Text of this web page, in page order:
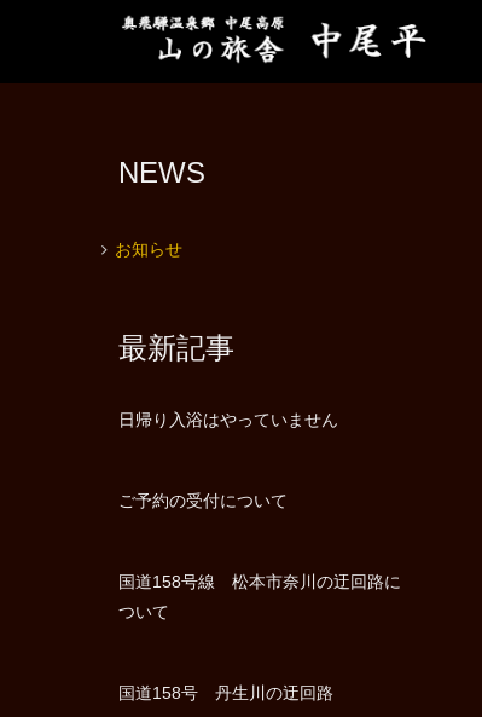
NEWS
お知らせ
最新記事
日帰り入浴はやっていません
ご予約の受付について
国道158号線 松本市奈川の迂回路に
ついて
国道158号 丹生川の迂回路